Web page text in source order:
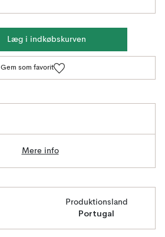
Læg i indkøbskurven
Gem som favorit
Mere info
Produktionsland
Portugal